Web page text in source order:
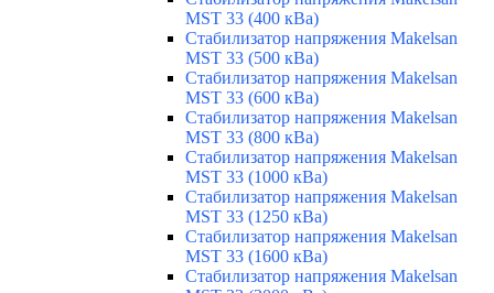
MST 33 (400 кВа)
Стабилизатор напряжения Makelsan
MST 33 (500 кВа)
Стабилизатор напряжения Makelsan
MST 33 (600 кВа)
Стабилизатор напряжения Makelsan
MST 33 (800 кВа)
Стабилизатор напряжения Makelsan
MST 33 (1000 кВа)
Стабилизатор напряжения Makelsan
MST 33 (1250 кВа)
Стабилизатор напряжения Makelsan
MST 33 (1600 кВа)
Стабилизатор напряжения Makelsan